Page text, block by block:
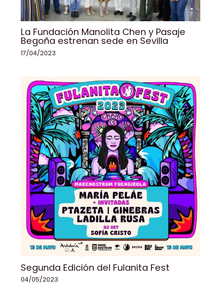
La Fundación Manolita Chen y Pasaje
Begoña estrenan sede en Sevilla
17/04/2023
Segunda Edición del Fulanita Fest
04/05/2023